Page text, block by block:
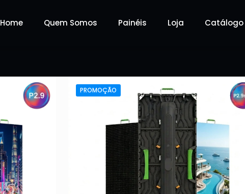
Home Quem Somos Painéis Loja Catálogo
PROMOÇÃO